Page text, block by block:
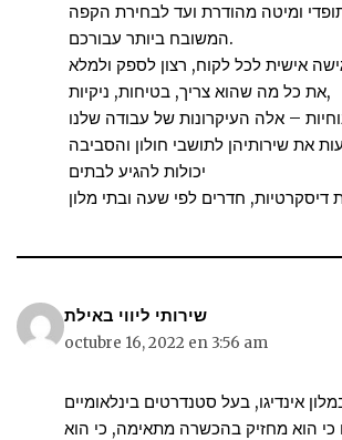
ומיטה מהודרת ועד לבחירת הקפה
המשובח ביותר עבורכם.
אישית לכל לקוח, רצון לספק ולמלא
את כל מה שהוא צריך, בטיחות, ניקיות,
את שירותיהן לתושבי חולון והסביבה
יכולות להגיע לבתים
שירותי ליווי באילת
octubre 16, 2022 en 3:56 am
כי הוא מחזיק בהכשרה מתאימה, כי הוא